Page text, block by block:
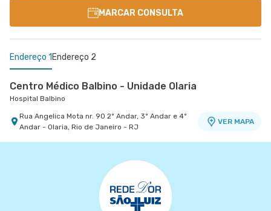
MARCAR CONSULTA
Endereço 1 Endereço 2
Centro Médico Balbino - Unidade Olaria
Hospital Balbino
Rua Angelica Mota nr. 90 2º Andar, 3º Andar e 4º
Andar - Olaria, Rio de Janeiro - RJ
VER MAPA
Centro Médico Glória D'Or- Unidade Glória
Rua da Gloria nr. 122 5° Andar - Gloria, Rio de